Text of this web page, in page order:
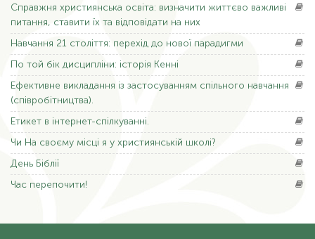
Справжня християнська освіта: визначити життєво важливі
питання, ставити їх та відповідати на них
Навчання 21 століття: перехід до нової парадигми
По той бік дисципліни: історія Кенні
Ефективне викладання із застосуванням спільного навчання
(співробітництва).
Етикет в інтернет-спілкуванні.
Чи На своєму місці я у християнській школі?
День Біблії
Час перепочити!